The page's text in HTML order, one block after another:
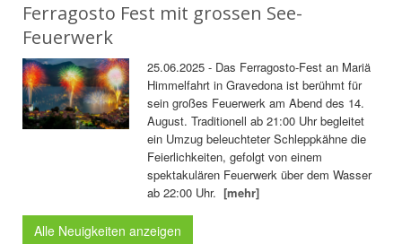
Ferragosto Fest mit grossen See-
Feuerwerk
25.06.2025 - Das Ferragosto-Fest an Mariä
Himmelfahrt in Gravedona ist berühmt für
sein großes Feuerwerk am Abend des 14.
August. Traditionell ab 21:00 Uhr begleitet
ein Umzug beleuchteter Schleppkähne die
Feierlichkeiten, gefolgt von einem
spektakulären Feuerwerk über dem Wasser
ab 22:00 Uhr.[mehr]
Alle Neuigkeiten anzeigen